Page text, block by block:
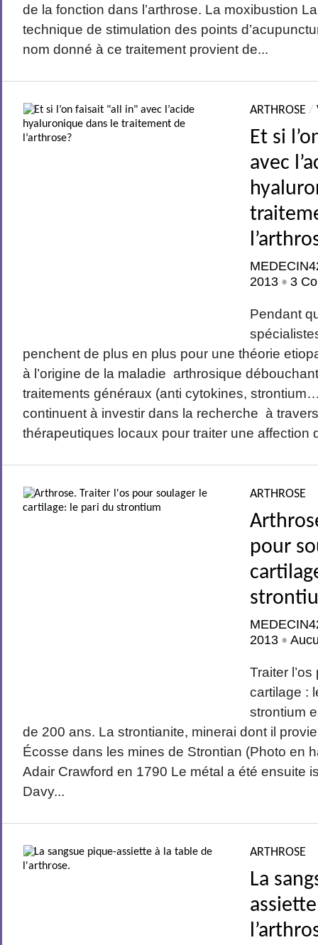
de la fonction dans l’arthrose. La moxibustion
technique de stimulation des points
nom donné à ce traitement provient de...
ARTHROSE /
Et si
avec
2013 •3
Pendant
penchent de plus en plus pour une théorie
à l’origine de la maladie arthrosique
traitements généraux (anti cytokines,
continuent à investir dans la recherche à
thérapeutiques locaux pour traiter une affection
ARTHROSE
pour
2013 •
Traiter
cartilage :
strontium
de 200 ans. La strontianite, minerai dont il
Écosse dans les mines de Strontian (Photo en
Adair Crawford en 1790 Le métal a été ensuite
Davy...
ARTHROSE
La